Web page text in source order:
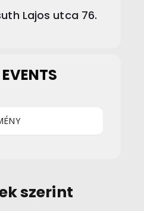
Lajos utca 76.
szerint